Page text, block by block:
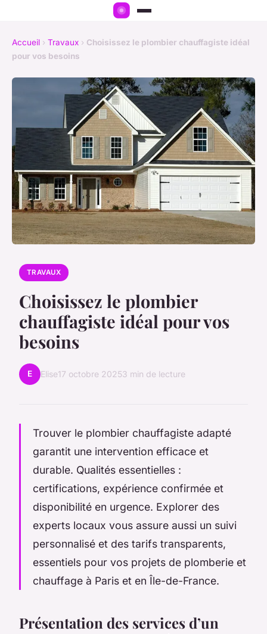
Accueil › Travaux › Choisissez le plombier chauffagiste idéal
pour vos besoins
TRAVAUX
Choisissez le plombier
chauffagiste idéal pour vos
besoins
E Elise17 octobre 20253 min de lecture
Trouver le plombier chauffagiste adapté
garantit une intervention efficace et
durable. Qualités essentielles :
certifications, expérience confirmée et
disponibilité en urgence. Explorer des
experts locaux vous assure aussi un suivi
personnalisé et des tarifs transparents,
essentiels pour vos projets de plomberie et
chauffage à Paris et en Île-de-France.
Présentation des services d’un